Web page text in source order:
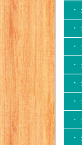
・
・
・